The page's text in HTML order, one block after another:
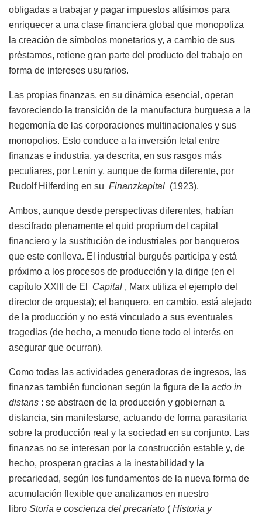
obligadas a trabajar y pagar impuestos altísimos para
enriquecer a una clase financiera global que monopoliza
la creación de símbolos monetarios y, a cambio de sus
préstamos, retiene gran parte del producto del trabajo en
forma de intereses usurarios.
Las propias finanzas, en su dinámica esencial, operan
favoreciendo la transición de la manufactura burguesa a la
hegemonía de las corporaciones multinacionales y sus
monopolios. Esto conduce a la inversión letal entre
finanzas e industria, ya descrita, en sus rasgos más
peculiares, por Lenin y, aunque de forma diferente, por
Rudolf Hilferding en su Finanzkapital (1923).
Ambos, aunque desde perspectivas diferentes, habían
descifrado plenamente el quid proprium del capital
financiero y la sustitución de industriales por banqueros
que este conlleva. El industrial burgués participa y está
próximo a los procesos de producción y la dirige (en el
capítulo XXIII de El Capital , Marx utiliza el ejemplo del
director de orquesta); el banquero, en cambio, está alejado
de la producción y no está vinculado a sus eventuales
tragedias (de hecho, a menudo tiene todo el interés en
asegurar que ocurran).
Como todas las actividades generadoras de ingresos, las
finanzas también funcionan según la figura de la actio in
distans : se abstraen de la producción y gobiernan a
distancia, sin manifestarse, actuando de forma parasitaria
sobre la producción real y la sociedad en su conjunto. Las
finanzas no se interesan por la construcción estable y, de
hecho, prosperan gracias a la inestabilidad y la
precariedad, según los fundamentos de la nueva forma de
acumulación flexible que analizamos en nuestro
libro Storia e coscienza del precariato ( Historia y